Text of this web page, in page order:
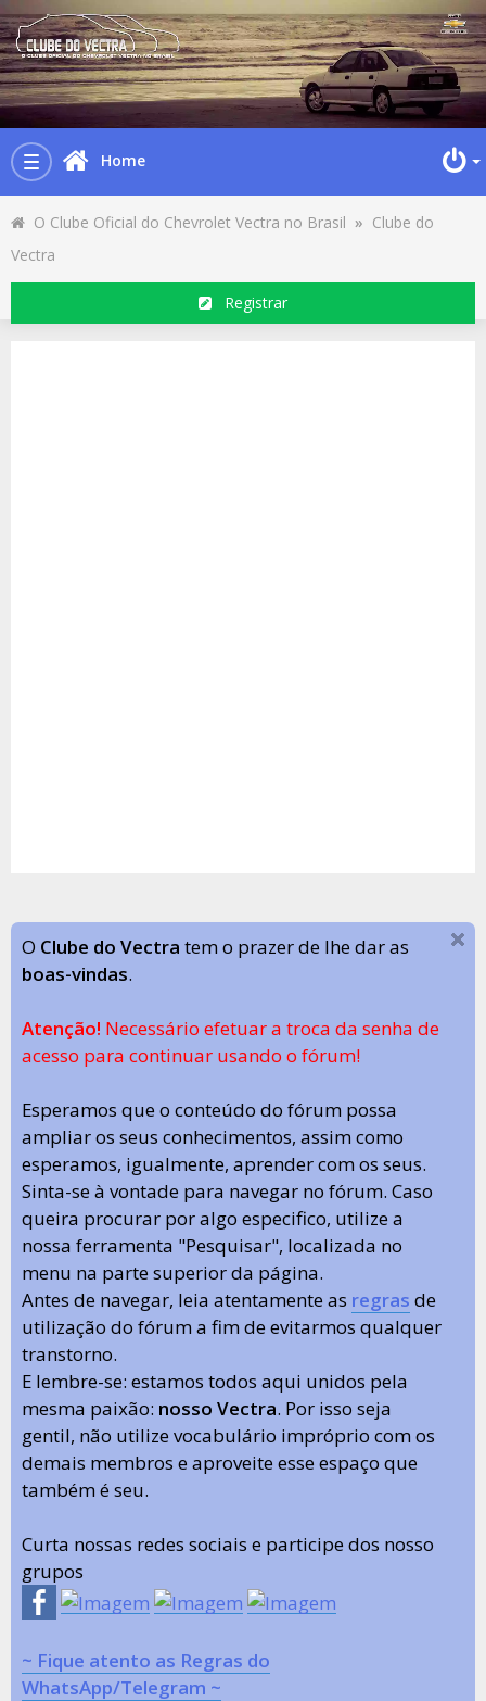
Toggle
navigation
Home
O Clube Oficial do Chevrolet Vectra no Brasil » Clube do
Vectra
Registrar
O Clube do Vectra tem o prazer de lhe dar as
boas-vindas.
Atenção! Necessário efetuar a troca da senha de
acesso para continuar usando o fórum!
Esperamos que o conteúdo do fórum possa
ampliar os seus conhecimentos, assim como
esperamos, igualmente, aprender com os seus.
Sinta-se à vontade para navegar no fórum. Caso
queira procurar por algo especifico, utilize a
nossa ferramenta "Pesquisar", localizada no
menu na parte superior da página.
Antes de navegar, leia atentamente as regras de
utilização do fórum a fim de evitarmos qualquer
transtorno.
E lembre-se: estamos todos aqui unidos pela
mesma paixão: nosso Vectra. Por isso seja
gentil, não utilize vocabulário impróprio com os
demais membros e aproveite esse espaço que
também é seu.
Curta nossas redes sociais e participe dos nosso
grupos
~ Fique atento as Regras do
WhatsApp/Telegram ~